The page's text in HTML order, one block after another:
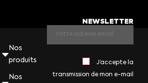
Nos
produits
Nos
NEWSLETTER
J’accepte la
transmission de mon e-mail